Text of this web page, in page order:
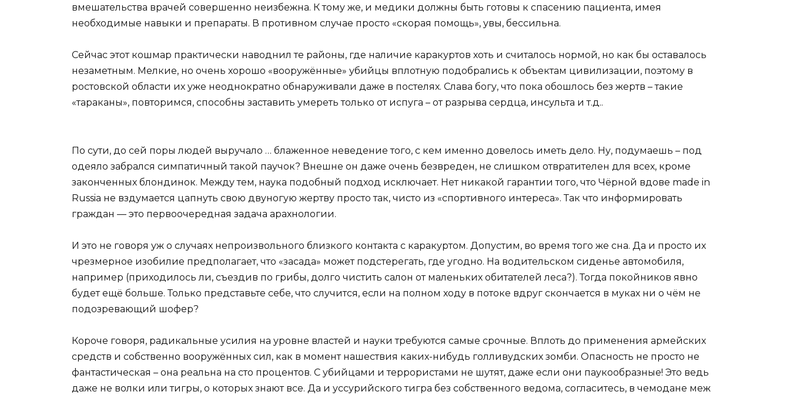
вмешательства врачей совершенно неизбежна. К тому же, и медики должны быть готовы к спасению пациента, имея
необходимые навыки и препараты. В противном случае просто «скорая помощь», увы, бессильна.
Сейчас этот кошмар практически наводнил те районы, где наличие каракуртов хоть и считалось нормой, но как бы оставалось
незаметным. Мелкие, но очень хорошо «вооружённые» убийцы вплотную подобрались к объектам цивилизации, поэтому в
ростовской области их уже неоднократно обнаруживали даже в постелях. Слава богу, что пока обошлось без жертв – такие
«тараканы», повторимся, способны заставить умереть только от испуга – от разрыва сердца, инсульта и т.д..
По сути, до сей поры людей выручало … блаженное неведение того, с кем именно довелось иметь дело. Ну, подумаешь – под
одеяло забрался симпатичный такой паучок? Внешне он даже очень безвреден, не слишком отвратителен для всех, кроме
законченных блондинок. Между тем, наука подобный подход исключает. Нет никакой гарантии того, что Чёрной вдове made in
Russia не вздумается цапнуть свою двуногую жертву просто так, чисто из «спортивного интереса». Так что информировать
граждан — это первоочередная задача арахнологии.
И это не говоря уж о случаях непроизвольного близкого контакта с каракуртом. Допустим, во время того же сна. Да и просто их
чрезмерное изобилие предполагает, что «засада» может подстерегать, где угодно. На водительском сиденье автомобиля,
например (приходилось ли, съездив по грибы, долго чистить салон от маленьких обитателей леса?). Тогда покойников явно
будет ещё больше. Только представьте себе, что случится, если на полном ходу в потоке вдруг скончается в муках ни о чём не
подозревающий шофер?
Короче говоря, радикальные усилия на уровне властей и науки требуются самые срочные. Вплоть до применения армейских
средств и собственно вооружённых сил, как в момент нашествия каких-нибудь голливудских зомби. Опасность не просто не
фантастическая – она реальна на сто процентов. С убийцами и террористами не шутят, даже если они паукообразные! Это ведь
даже не волки или тигры, о которых знают все. Да и уссурийского тигра без собственного ведома, согласитесь, в чемодане меж